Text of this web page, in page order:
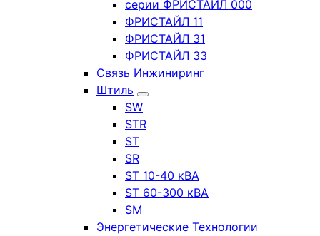
серии ФРИСТАЙЛ 000
ФРИСТАЙЛ 11
ФРИСТАЙЛ 31
ФРИСТАЙЛ 33
Связь Инжиниринг
Штиль
SW
STR
ST
SR
ST 10-40 кВА
ST 60-300 кВА
SM
Энергетические Технологии